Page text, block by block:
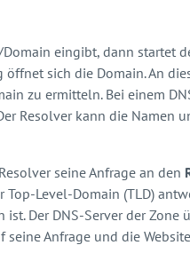
eingibt, dann startet
sich die Domain. An
zu ermitteln. Bei einem
Resolver kann die
seine Anfrage an den
Top-Level-Domain (TLD)
Der DNS-Server der
Anfrage und die